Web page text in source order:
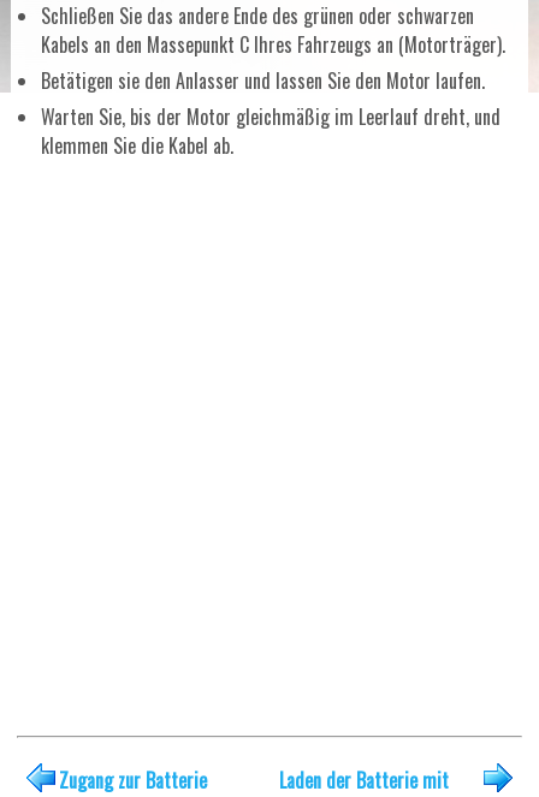
Schließen Sie das andere Ende des grünen oder schwarzen
Kabels an den Massepunkt C Ihres Fahrzeugs an (Motorträger).
Betätigen sie den Anlasser und lassen Sie den Motor laufen.
Warten Sie, bis der Motor gleichmäßig im Leerlauf dreht, und
klemmen Sie die Kabel ab.
Zugang zur Batterie
Laden der Batterie mit